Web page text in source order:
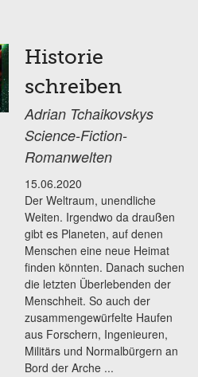
Historie
schreiben
Adrian Tchaikovskys
Science-Fiction-
Romanwelten
15.06.2020
Der Weltraum, unendliche
Weiten. Irgendwo da draußen
gibt es Planeten, auf denen
Menschen eine neue Heimat
finden könnten. Danach suchen
die letzten Überlebenden der
Menschheit. So auch der
zusammengewürfelte Haufen
aus Forschern, Ingenieuren,
Militärs und Normalbürgern an
Bord der Arche ...